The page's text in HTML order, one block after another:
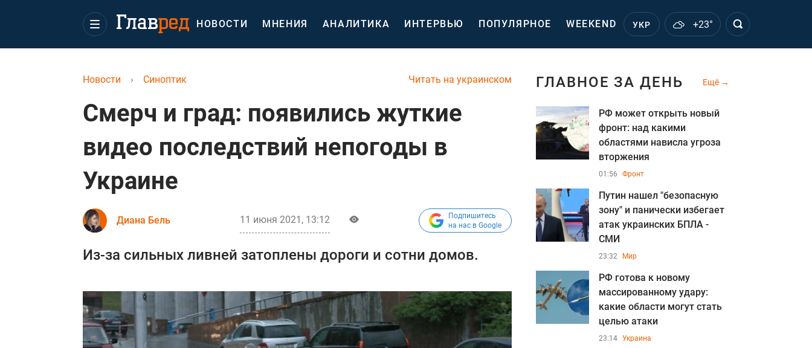
НОВОСТИ МНЕНИЯ АНАЛИТИКА ИНТЕРВЬЮ ПОПУЛЯРНОЕ WEEKEND УКР +23°
Читать на украинском
Новости › Синоптик
Смерч и град: появились жуткие
видео последствий непогоды в
Украине
Диана Бель 11 июня 2021, 13:12
Подпишитесь
на нас в Google
Из-за сильных ливней затоплены дороги и сотни домов.
ГЛАВНОЕ ЗА ДЕНЬ Ещё
РФ может открыть новый
фронт: над какими
областями нависла угроза
вторжения
01:56 Фронт
Путин нашел "безопасную
зону" и панически избегает
атак украинских БПЛА -
СМИ
23:32 Мир
РФ готова к новому
массированному удару:
какие области могут стать
целью атаки
23:14 Украина